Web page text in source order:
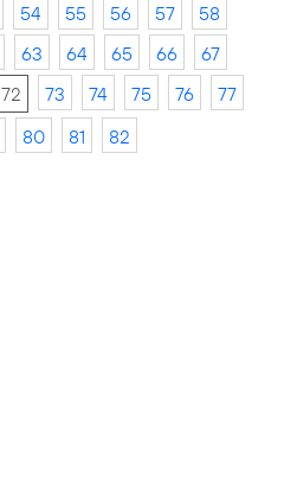
54 55 56 57
58
63 64 65 66
67
72 73 74 75 76
77
80 81 82